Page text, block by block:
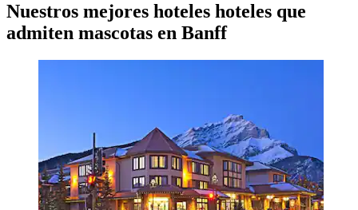
Nuestros mejores hoteles hoteles que
admiten mascotas en Banff